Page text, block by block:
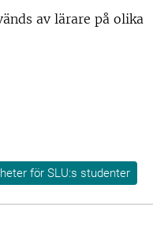
av lärare på olika
för SLU:s studenter